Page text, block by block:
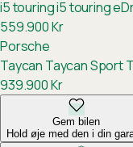
i5 touringi5 touring
559.900Kr
Porsche
Taycan Taycan Sport
939.900Kr
Gem bilen
Hold øje med den i din